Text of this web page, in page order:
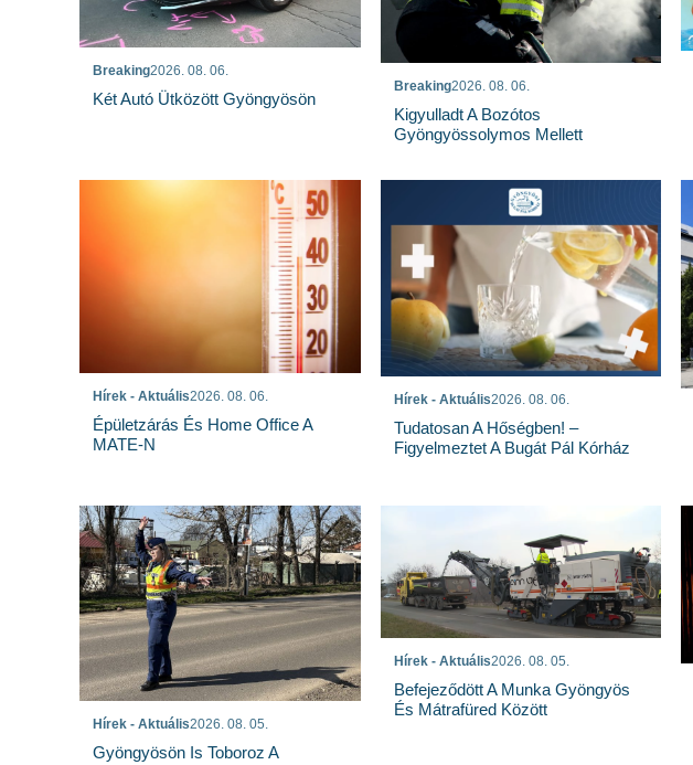
Breaking2026. 08. 06.
Két Autó Ütközött Gyöngyösön
Breaking2026. 08. 06.
Kigyulladt A Bozótos
Gyöngyössolymos Mellett
Hírek - Aktuális2026. 08. 06.
Épületzárás És Home Office A
MATE-N
Hírek - Aktuális2026. 08. 06.
Tudatosan A Hőségben! –
Figyelmeztet A Bugát Pál Kórház
Hírek - Aktuális2026. 08. 05.
Gyöngyösön Is Toboroz A
Hírek - Aktuális2026. 08. 05.
Befejeződött A Munka Gyöngyös
És Mátrafüred Között